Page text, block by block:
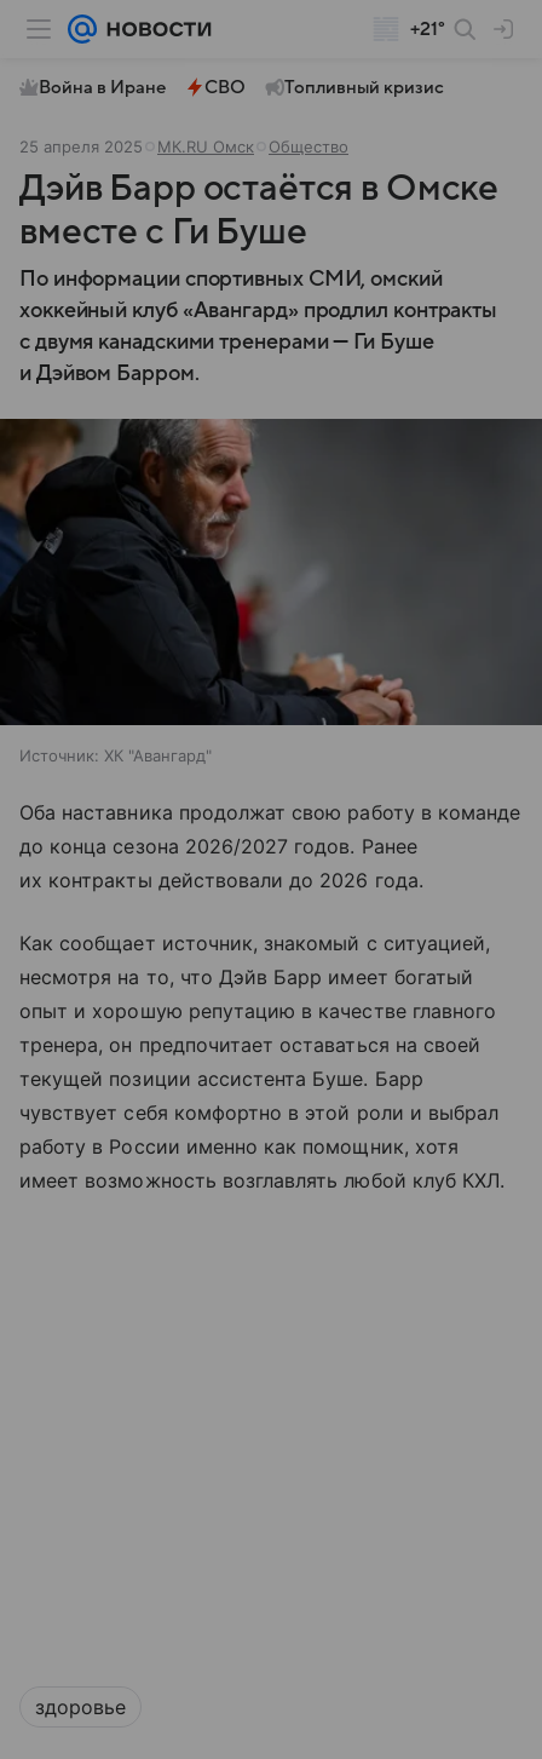
+21°
Война в Иране СВО Топливный кризис
25 апреля 2025 МК.RU Омск Общество
Дэйв Барр остаётся в Омске
вместе с Ги Буше
По информации спортивных СМИ, омский
хоккейный клуб «Авангард» продлил контракты
с двумя канадскими тренерами — Ги Буше
и Дэйвом Барром.
Источник: ХК "Авангард"
Оба наставника продолжат свою работу в команде
до конца сезона 2026/2027 годов. Ранее
их контракты действовали до 2026 года.
Как сообщает источник, знакомый с ситуацией,
несмотря на то, что Дэйв Барр имеет богатый
опыт и хорошую репутацию в качестве главного
тренера, он предпочитает оставаться на своей
текущей позиции ассистента Буше. Барр
чувствует себя комфортно в этой роли и выбрал
работу в России именно как помощник, хотя
имеет возможность возглавлять любой клуб КХЛ.
здоровье